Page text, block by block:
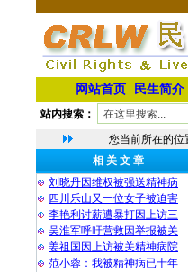
网站首页 民生简介
站内搜索：
您当前所在的位
相 关 文 章
刘晓丹因维权被强送精神病
四川乐山又一位女子被迫害
李艳利讨薪遭暴打因上访三
吴淮军呼吁营救因举报被关
姜祖国因上访被关精神病院
范小蓉：我被精神病已十年